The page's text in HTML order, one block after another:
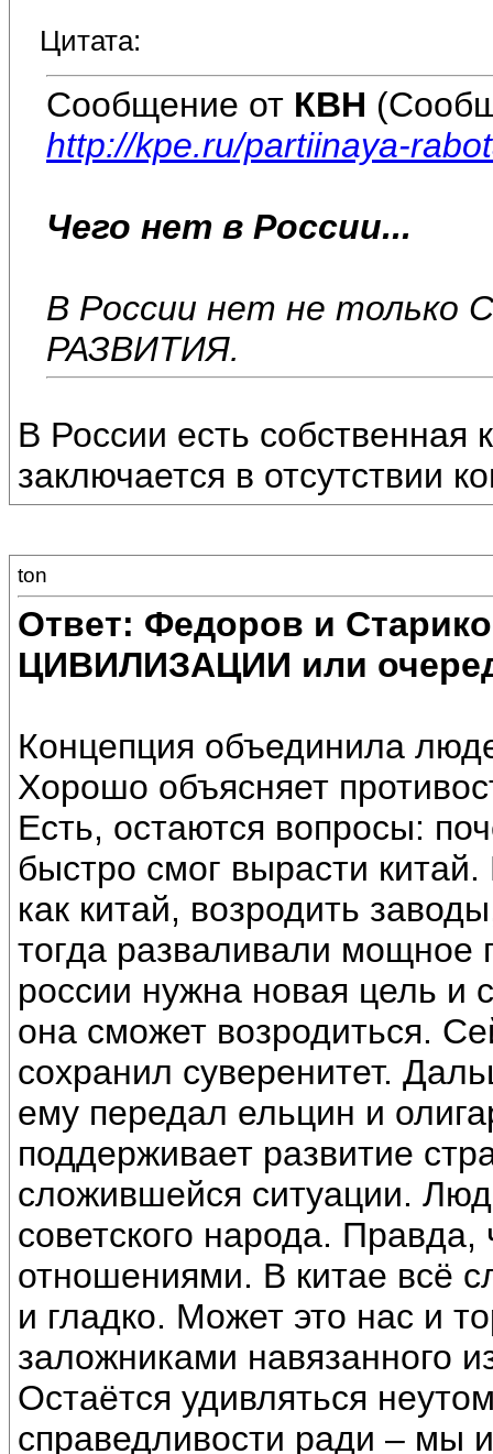
Цитата:
Сообщение от КВН
http://kpe.ru/partiinaya-
Чего нет в России...
В России нет не
РАЗВИТИЯ.
В России есть собственная
заключается в отсутствии
ton
Ответ: Федоров и
ЦИВИЛИЗАЦИИ или
Концепция объединила
Хорошо объясняет
Есть, остаются вопросы:
быстро смог вырасти
как китай, возродить
тогда разваливали мощное
россии нужна новая цель и
она сможет возродиться.
сохранил суверенитет.
ему передал ельцин и
поддерживает развитие
сложившейся ситуации.
советского народа.
отношениями. В китае всё
и гладко. Может это нас и
заложниками навязанного
Остаётся удивляться
справедливости ради – мы